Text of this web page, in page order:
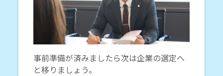
事前準備が済みましたら次は企業の選定へ
と移りましょう。